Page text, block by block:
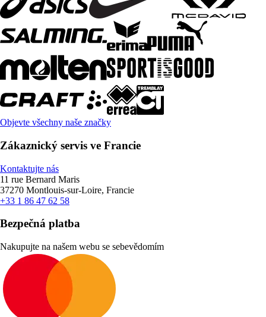
Objevte všechny naše značky
Zákaznický servis ve Francie
Kontaktujte nás
11 rue Bernard Maris
37270 Montlouis-sur-Loire, Francie
+33 1 86 47 62 58
Bezpečná platba
Nakupujte na našem webu se sebevědomím